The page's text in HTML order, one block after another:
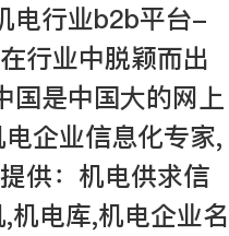
电行业b2b平台-
行业中脱颖而出
国是中国大的网上
企业信息化专家,
供：机电供求信
机电库,机电企业名